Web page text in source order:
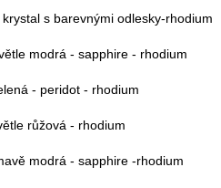
krystal s barevnými odlesky-rhodium
modrá - sapphire - rhodium
- peridot - rhodium
růžová - rhodium
modrá - sapphire -rhodium